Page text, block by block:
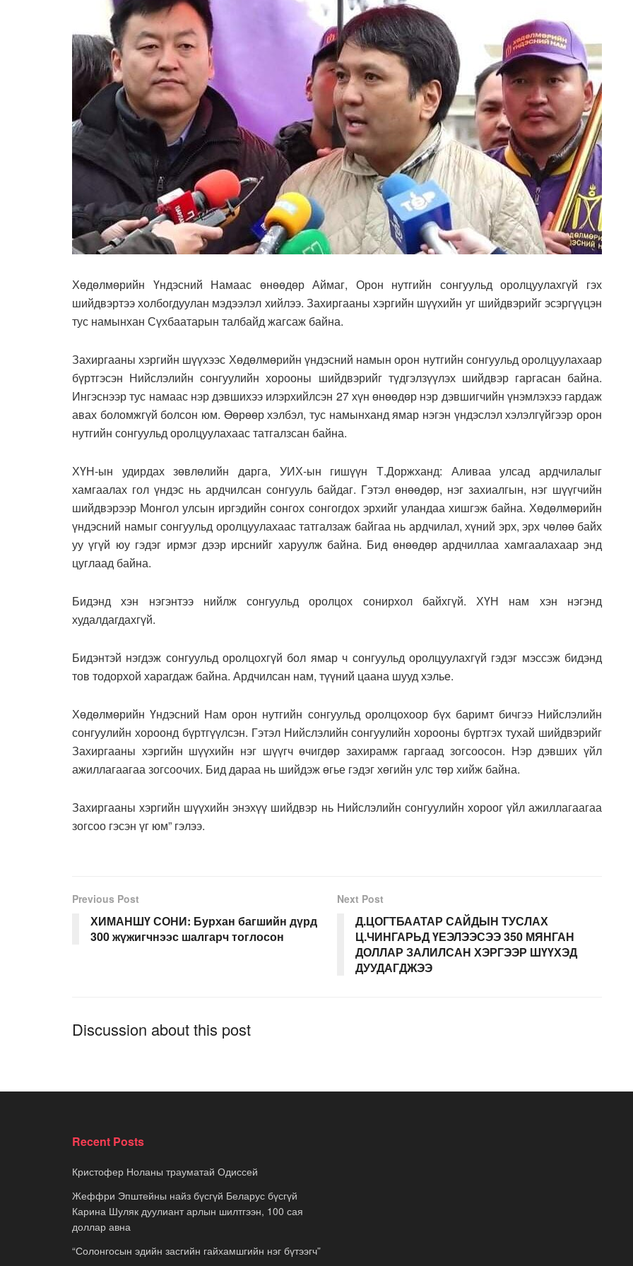
Хөдөлмөрийн Үндэсний Намаас өнөөдөр Аймаг, Орон нутгийн сонгуульд оролцуулахгүй гэх
шийдвэртээ холбогдуулан мэдээлэл хийлээ. Захиргааны хэргийн шүүхийн уг шийдвэрийг эсэргүүцэн
тус намынхан Сүхбаатарын талбайд жагсаж байна.
Захиргааны хэргийн шүүхээс Хөдөлмөрийн үндэсний намын орон нутгийн сонгуульд оролцуулахаар
бүртгэсэн Нийслэлийн сонгуулийн хорооны шийдвэрийг түдгэлзүүлэх шийдвэр гаргасан байна.
Ингэснээр тус намаас нэр дэвшихээ илэрхийлсэн 27 хүн өнөөдөр нэр дэвшигчийн үнэмлэхээ гардаж
авах боломжгүй болсон юм. Өөрөөр хэлбэл, тус намынханд ямар нэгэн үндэслэл хэлэлгүйгээр орон
нутгийн сонгуульд оролцуулахаас татгалзсан байна.
ХҮН-ын удирдах зөвлөлийн дарга, УИХ-ын гишүүн Т.Доржханд: Аливаа улсад ардчилалыг
хамгаалах гол үндэс нь ардчилсан сонгууль байдаг. Гэтэл өнөөдөр, нэг захиалгын, нэг шүүгчийн
шийдвэрээр Монгол улсын иргэдийн сонгох сонгогдох эрхийг уландаа хишгэж байна. Хөдөлмөрийн
үндэсний намыг сонгуульд оролцуулахаас татгалзаж байгаа нь ардчилал, хүний эрх, эрх чөлөө байх
уу үгүй юу гэдэг ирмэг дээр ирснийг харуулж байна. Бид өнөөдөр ардчиллаа хамгаалахаар энд
цуглаад байна.
Бидэнд хэн нэгэнтээ нийлж сонгуульд оролцох сонирхол байхгүй. ХҮН нам хэн нэгэнд
худалдагдахгүй.
Бидэнтэй нэгдэж сонгуульд оролцохгүй бол ямар ч сонгуульд оролцуулахгүй гэдэг мэссэж бидэнд
тов тодорхой харагдаж байна. Ардчилсан нам, түүний цаана шууд хэлье.
Хөдөлмөрийн Үндэсний Нам орон нутгийн сонгуульд оролцохоор бүх баримт бичгээ Нийслэлийн
сонгуулийн хороонд бүртгүүлсэн. Гэтэл Нийслэлийн сонгуулийн хорооны бүртгэх тухай шийдвэрийг
Захиргааны хэргийн шүүхийн нэг шүүгч өчигдөр захирамж гаргаад зогсоосон. Нэр дэвших үйл
ажиллагаагаа зогсоочих. Бид дараа нь шийдэж өгье гэдэг хөгийн улс төр хийж байна.
Захиргааны хэргийн шүүхийн энэхүү шийдвэр нь Нийслэлийн сонгуулийн хороог үйл ажиллагаагаа
зогсоо гэсэн үг юм” гэлээ.
Previous Post
ХИМАНШҮ СОНИ: Бурхан багшийн дүрд
300 жүжигчнээс шалгарч тоглосон
Next Post
Д.ЦОГТБААТАР САЙДЫН ТУСЛАХ
Ц.ЧИНГАРЬД ҮЕЭЛЭЭСЭЭ 350 МЯНГАН
ДОЛЛАР ЗАЛИЛСАН ХЭРГЭЭР ШҮҮХЭД
ДУУДАГДЖЭЭ
Discussion about this post
Recent Posts
Кристофер Ноланы трауматай Одиссей
Жеффри Эпштейны найз бүсгүй Беларус бүсгүй
Карина Шуляк дуулиант арлын шилтгээн, 100 сая
доллар авна
“Солонгосын эдийн засгийн гайхамшгийн нэг бүтээгч”